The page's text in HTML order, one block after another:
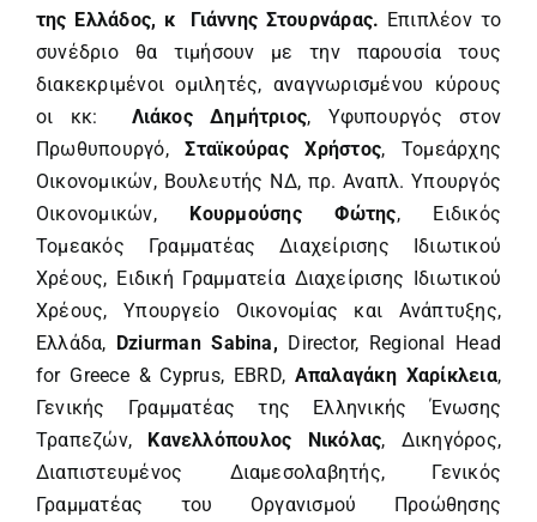
της Ελλάδος, κ Γιάννης Στουρνάρας. Επιπλέον το
συνέδριο θα τιμήσουν με την παρουσία τους
διακεκριμένοι ομιλητές, αναγνωρισμένου κύρους
οι κκ: Λιάκος Δημήτριος, Υφυπουργός στον
Πρωθυπουργό,Σταϊκούρας Χρήστος, Τομεάρχης
Οικονομικών, Βουλευτής ΝΔ, πρ. Αναπλ. Υπουργός
Οικονομικών, Κουρμούσης Φώτης, Ειδικός
Τομεακός Γραμματέας Διαχείρισης Ιδιωτικού
Χρέους, Ειδική Γραμματεία Διαχείρισης Ιδιωτικού
Χρέους, Υπουργείο Οικονομίας και Ανάπτυξης,
Ελλάδα, Dziurman Sabina, Director, Regional Head
for Greece & Cyprus, EBRD, Απαλαγάκη Χαρίκλεια,
Γενικής Γραμματέας της Ελληνικής Ένωσης
Τραπεζών, Κανελλόπουλος Νικόλας, Δικηγόρος,
Διαπιστευμένος Διαμεσολαβητής, Γενικός
Γραμματέας του Οργανισμού Προώθησης